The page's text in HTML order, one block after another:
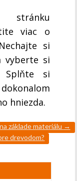
stránku
viac o
si
vyberte si
Splňte si
hniezda.
základe materiálu →
drevodom?